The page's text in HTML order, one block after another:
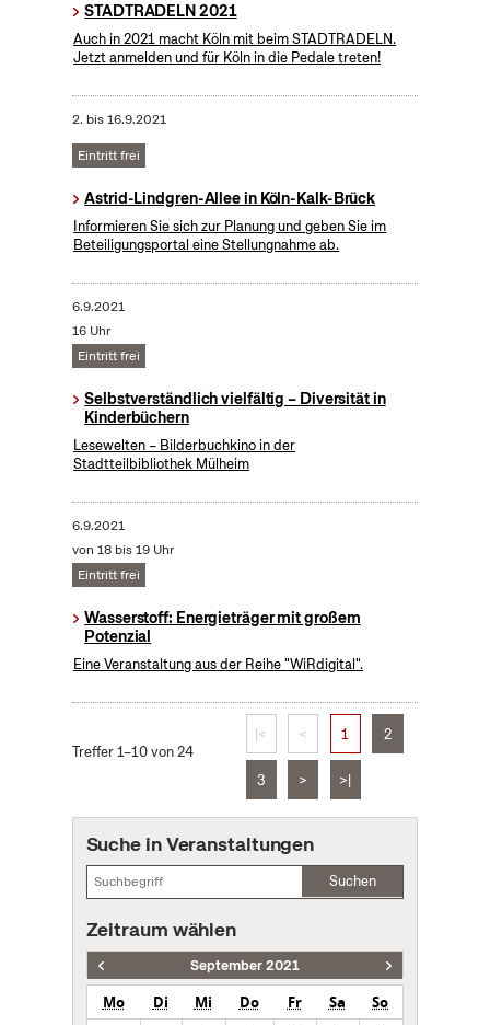
STADTRADELN 2021
Auch in 2021 macht Köln mit beim STADTRADELN.
Jetzt anmelden und für Köln in die Pedale treten!
2. bis16.9.2021
Eintritt frei
Astrid-Lindgren-Allee in Köln-Kalk-Brück
Informieren Sie sich zur Planung und geben Sie im
Beteiligungsportal eine Stellungnahme ab.
6.9.2021
16 Uhr
Eintritt frei
Selbstverständlich vielfältig – Diversität in
Kinderbüchern
Lesewelten – Bilderbuchkino in der
Stadtteilbibliothek Mülheim
6.9.2021
von 18 bis 19 Uhr
Eintritt frei
Wasserstoff: Energieträger mit großem
Potenzial
Eine Veranstaltung aus der Reihe "WiRdigital".
Treffer 1–10 von 24
|< < 1 2
3 > >|
Suche in Veranstaltungen
Suchen
Zeitraum wählen
September 2021
Mo Di Mi Do Fr Sa
So